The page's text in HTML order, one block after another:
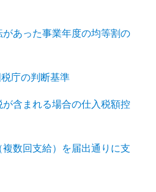
あった事業年度の均等割の
庁の判断基準
含まれる場合の仕入税額控
数回支給）を届出通りに支